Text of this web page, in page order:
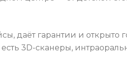
даёт гарантии и открыто
3D-сканеры,